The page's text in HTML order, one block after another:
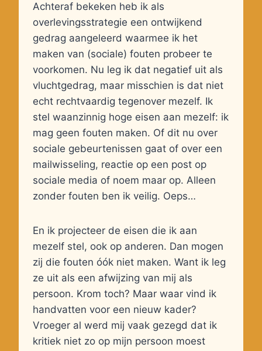
Achteraf bekeken heb ik als
overlevingsstrategie een ontwijkend
gedrag aangeleerd waarmee ik het
maken van (sociale) fouten probeer te
voorkomen. Nu leg ik dat negatief uit als
vluchtgedrag, maar misschien is dat niet
echt rechtvaardig tegenover mezelf. Ik
stel waanzinnig hoge eisen aan mezelf: ik
mag geen fouten maken. Of dit nu over
sociale gebeurtenissen gaat of over een
mailwisseling, reactie op een post op
sociale media of noem maar op. Alleen
zonder fouten ben ik veilig. Oeps…
En ik projecteer de eisen die ik aan
mezelf stel, ook op anderen. Dan mogen
zij die fouten óók niet maken. Want ik leg
ze uit als een afwijzing van mij als
persoon. Krom toch? Maar waar vind ik
handvatten voor een nieuw kader?
Vroeger al werd mij vaak gezegd dat ik
kritiek niet zo op mijn persoon moest